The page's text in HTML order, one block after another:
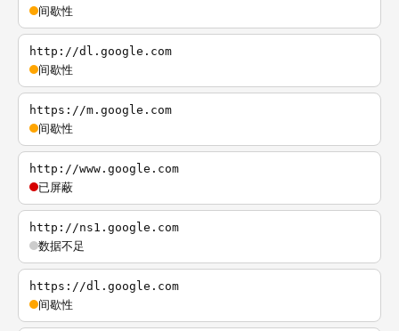
间歇性
http://dl.google.com
间歇性
https://m.google.com
间歇性
http://www.google.com
已屏蔽
http://ns1.google.com
数据不足
https://dl.google.com
间歇性